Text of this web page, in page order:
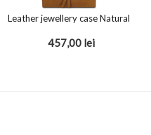
Leather jewellery case Natural
457,00 lei